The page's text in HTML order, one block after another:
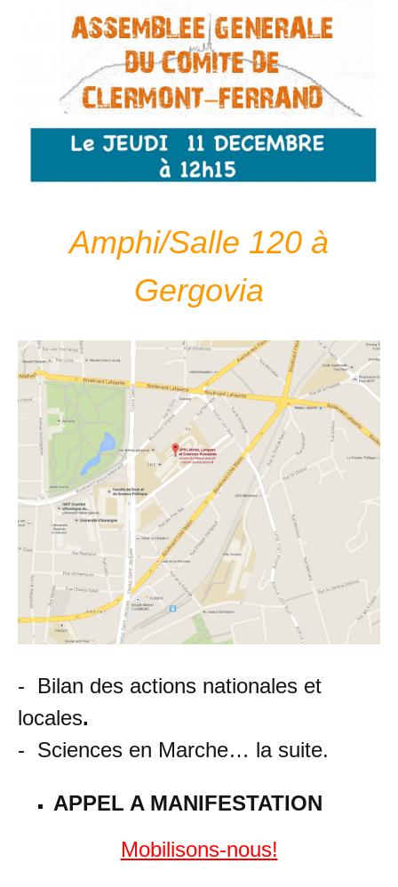
Amphi/Salle 120 à
Gergovia
- Bilan des actions nationales et
locales.
- Sciences en Marche… la suite.
APPEL A MANIFESTATION
Mobilisons-nous!